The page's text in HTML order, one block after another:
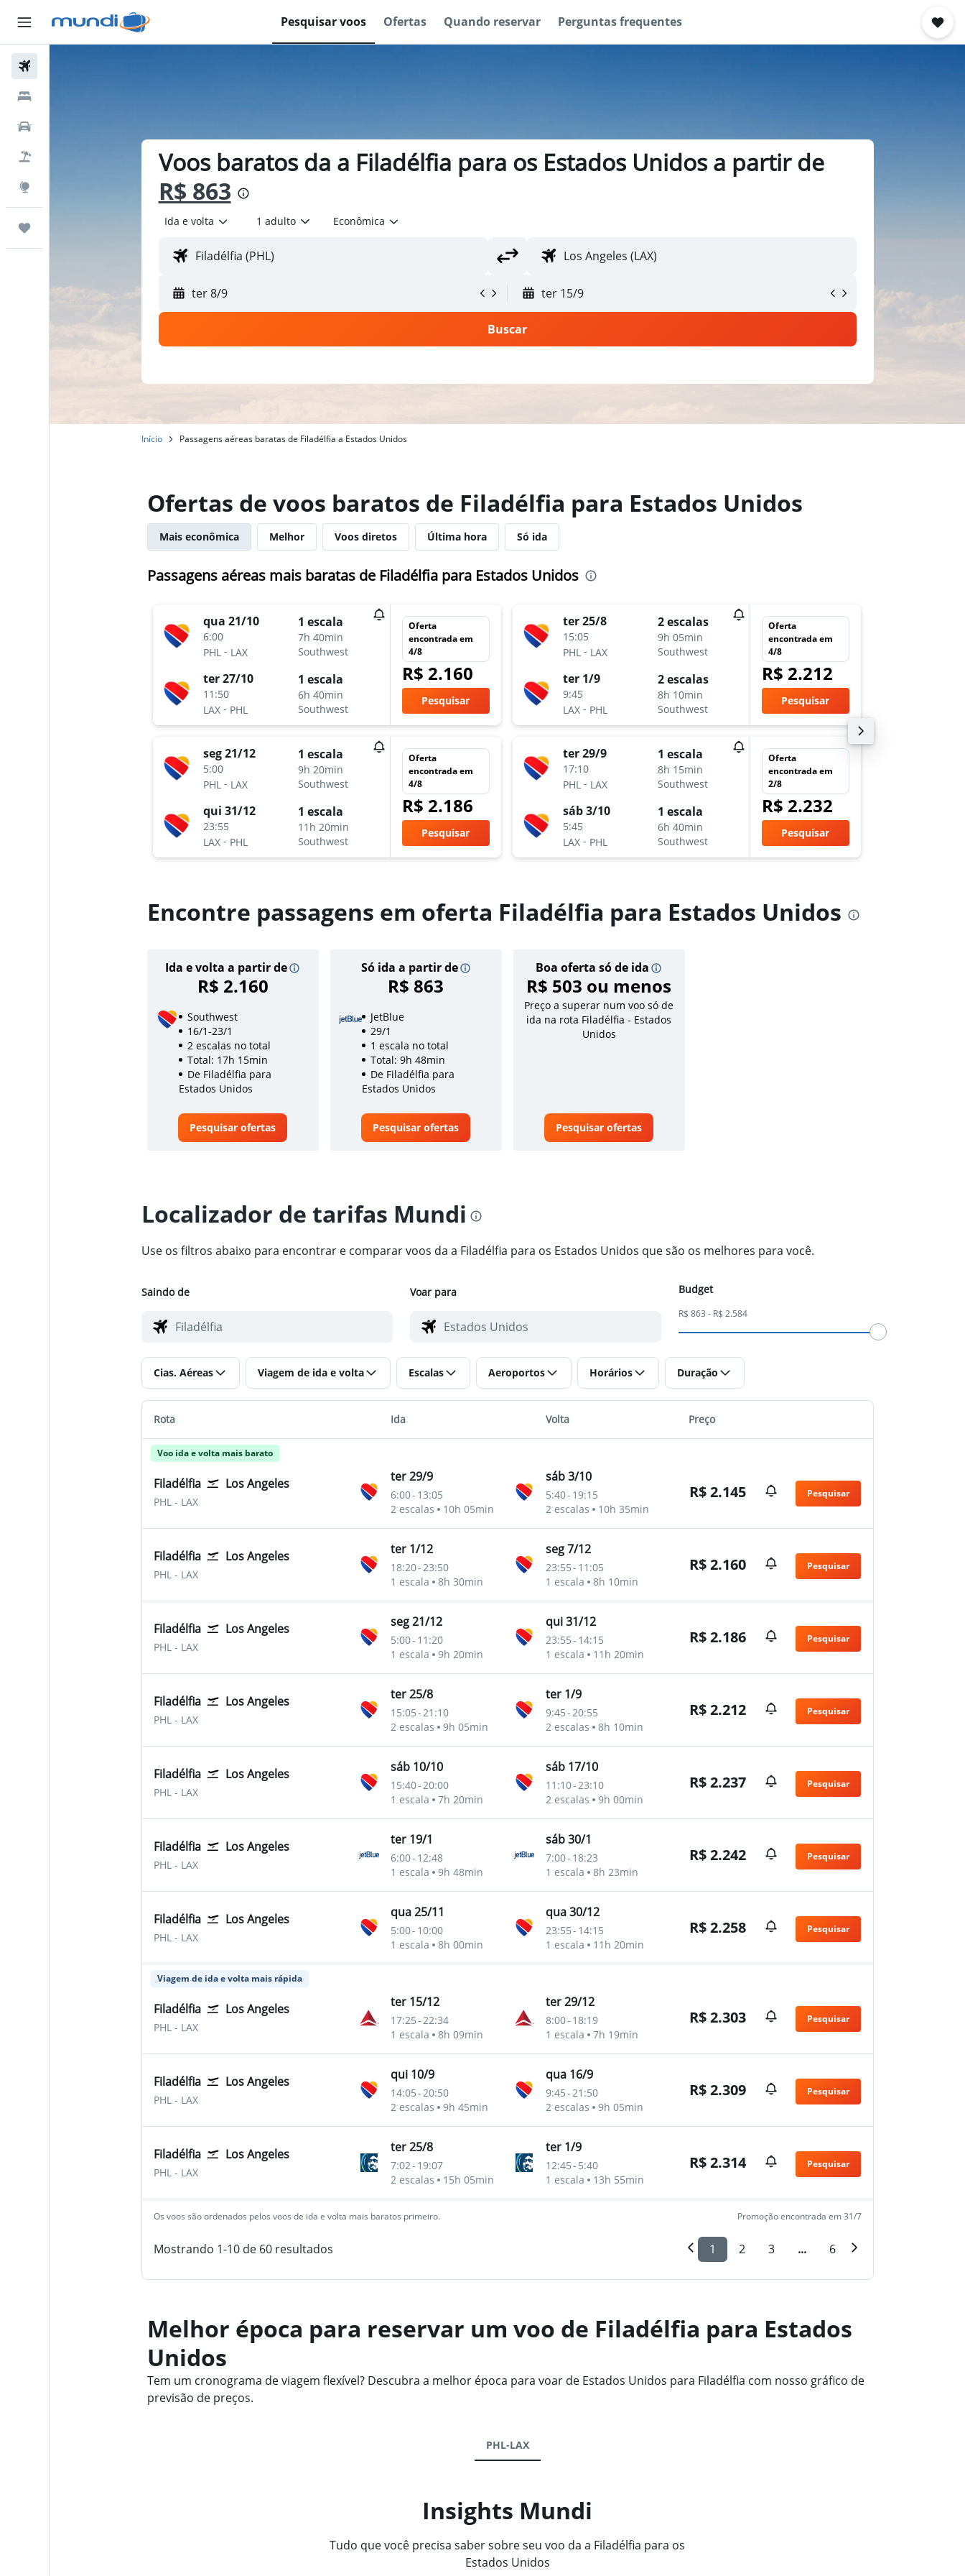
Pesquisar voos Ofertas Quando reservar Perguntas frequentes
Voos baratos da a Filadélfia para os Estados Unidos a partir de
R$ 863
Ida e volta 1 adulto Econômica
ter 8/9 ter 15/9
Buscar
Início Passagens aéreas baratas de Filadélfia a Estados Unidos
Ofertas de voos baratos de Filadélfia para Estados Unidos
Mais econômica Melhor Voos diretos Última hora Só ida
Passagens aéreas mais baratas de Filadélfia para Estados Unidos
qua 21/10
6:00
PHL - LAX
1 escala
7h 40min
Southwest
ter 27/10
11:50
LAX- PHL
1 escala
6h 40min
Southwest
Oferta
encontrada em
4/8
R$ 2.160
Pesquisar
seg 21/12
5:00
PHL - LAX
1 escala
9h 20min
Southwest
qui 31/12
23:55
LAX- PHL
1 escala
11h 20min
Southwest
Oferta
encontrada em
4/8
R$ 2.186
Pesquisar
ter 25/8
15:05
PHL - LAX
2 escalas
9h 05min
Southwest
ter 1/9
9:45
LAX- PHL
2 escalas
8h 10min
Southwest
Oferta
encontrada em
4/8
R$ 2.212
Pesquisar
ter 29/9
17:10
PHL - LAX
1 escala
8h 15min
Southwest
sáb 3/10
5:45
LAX- PHL
1 escala
6h 40min
Southwest
Oferta
encontrada em
2/8
R$ 2.232
Pesquisar
Encontre passagens em oferta Filadélfia para Estados Unidos
Ida e volta a partir de
R$ 2.160
Só ida a partir de
R$ 863
Boa oferta só de ida
R$ 503 ou menos
Southwest
16/1-23/1
2 escalas no total
Total: 17h 15min
De Filadélfia para
Estados Unidos
Pesquisar ofertas
JetBlue
29/1
1 escala no total
Total: 9h 48min
De Filadélfia para
Estados Unidos
Pesquisar ofertas
Preço a superar num voo só de
ida na rota Filadélfia - Estados
Unidos
Pesquisar ofertas
Localizador de tarifas Mundi
Use os filtros abaixo para encontrar e comparar voos da a Filadélfia para os Estados Unidos que são os melhores para você.
Saindo de Voar para Budget
R$ 863 - R$ 2.584
Cias. Aéreas Viagem de ida e volta Escalas Aeroportos Horários Duração
Rota Ida Volta Preço
Voo ida e volta mais barato
Filadélfia Los Angeles
PHL- LAX
ter 29/9
6:00- 13:05
2 escalas
10h 05min
sáb 3/10
5:40- 19:15
2 escalas
10h 35min
R$ 2.145 Pesquisar
Filadélfia Los Angeles
PHL- LAX
ter 1/12
18:20-23:50
1 escala
8h 30min
seg 7/12
23:55- 11:05
1 escala
8h 10min
R$ 2.160 Pesquisar
Filadélfia Los Angeles
PHL- LAX
seg 21/12
5:00- 11:20
1 escala
9h 20min
qui 31/12
23:55- 14:15
1 escala
11h 20min
R$ 2.186 Pesquisar
Filadélfia Los Angeles
PHL- LAX
ter 25/8
15:05-21:10
2 escalas
9h 05min
ter 1/9
9:45-20:55
2 escalas
8h 10min
R$ 2.212 Pesquisar
Filadélfia Los Angeles
PHL- LAX
sáb 10/10
15:40-20:00
1 escala
7h 20min
sáb 17/10
11:10-23:10
2 escalas
9h 00min
R$ 2.237 Pesquisar
Filadélfia Los Angeles
PHL- LAX
ter 19/1
6:00- 12:48
1 escala
9h 48min
sáb 30/1
7:00- 18:23
1 escala
8h 23min
R$ 2.242 Pesquisar
Filadélfia Los Angeles
PHL- LAX
qua 25/11
5:00- 10:00
1 escala
8h 00min
qua 30/12
23:55- 14:15
1 escala
11h 20min
R$ 2.258 Pesquisar
Viagem de ida e volta mais rápida
Filadélfia Los Angeles
PHL- LAX
ter 15/12
17:25-22:34
1 escala
8h 09min
ter 29/12
8:00- 18:19
1 escala
7h 19min
R$ 2.303 Pesquisar
Filadélfia Los Angeles
PHL- LAX
qui 10/9
14:05-20:50
2 escalas
9h 45min
qua 16/9
9:45-21:50
2 escalas
9h 05min
R$ 2.309 Pesquisar
Filadélfia Los Angeles
PHL- LAX
ter 25/8
7:02- 19:07
2 escalas
15h 05min
ter 1/9
12:45- 5:40
1 escala
13h 55min
R$ 2.314 Pesquisar
Os voos são ordenados pelos voos de ida e volta mais baratos primeiro. Promoção encontrada em 31/7
Mostrando 1-10 de 60 resultados 1 2 3 ... 6
Melhor época para reservar um voo de Filadélfia para Estados
Unidos
Tem um cronograma de viagem flexível? Descubra a melhor época para voar de Estados Unidos para Filadélfia com nosso gráfico de
previsão de preços.
PHL-LAX
Insights Mundi
Tudo que você precisa saber sobre seu voo da a Filadélfia para os
Estados Unidos